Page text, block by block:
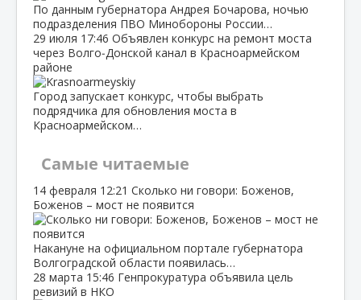
По данным губернатора Андрея Бочарова, ночью
подразделения ПВО Минобороны России…
29 июля 17:46 Объявлен конкурс на ремонт моста
через Волго‑Донской канал в Красноармейском
районе
Город запускает конкурс, чтобы выбрать
подрядчика для обновления моста в
Красноармейском…
Самые читаемые
14 февраля 12:21 Сколько ни говори: Боженов,
Боженов – мост не появится
Накануне на официальном портале губернатора
Волгоградской области появилась…
28 марта 15:46 Генпрокуратура объявила цель
ревизий в НКО